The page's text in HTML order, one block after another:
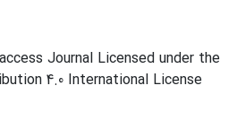
Journal Licensed under the
4.0 International License